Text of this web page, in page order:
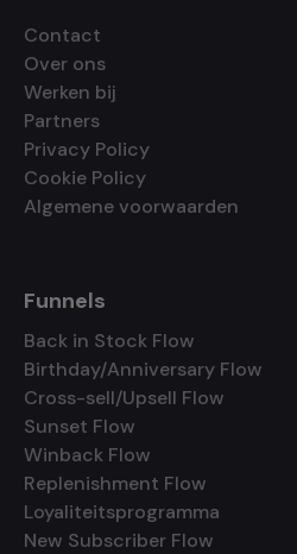
Contact
Over ons
Werken bij
Partners
Privacy Policy
Cookie Policy
Algemene voorwaarden
Funnels
Back in Stock Flow
Birthday/Anniversary Flow
Cross-sell/Upsell Flow
Sunset Flow
Winback Flow
Replenishment Flow
Loyaliteitsprogramma
New Subscriber Flow